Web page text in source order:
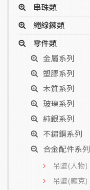
串珠類
繩線鍊類
零件類
金屬系列
塑膠系列
木質系列
玻璃系列
純銀系列
不鏽鋼系列
合金配件系列
吊墜(人物)
吊墜(龐克)